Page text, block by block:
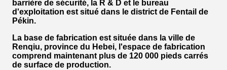
barrière de sécurité, la R & D et le bureau
d'exploitation est situé dans le district de Fentail de
Pékin.
La base de fabrication est située dans la ville de
Renqiu, province du Hebei, l'espace de fabrication
comprend maintenant plus de 120 000 pieds carrés
de surface de production.